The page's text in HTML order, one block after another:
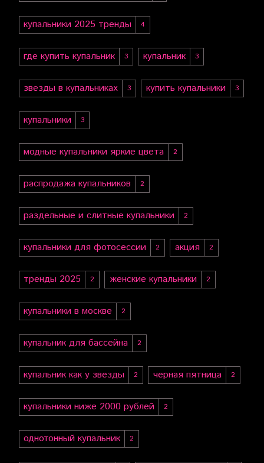
купальники 2025 тренды 4
где купить купальник 3 купальник 3
звезды в купальниках 3 купить купальники 3
купальники 3
модные купальники яркие цвета 2
распродажа купальников 2
раздельные и слитные купальники 2
купальники для фотосессии 2 акция 2
тренды 2025 2 женские купальники 2
купальники в москве 2
купальник для бассейна 2
купальник как у звезды 2 черная пятница 2
купальники ниже 2000 рублей 2
однотонный купальник 2